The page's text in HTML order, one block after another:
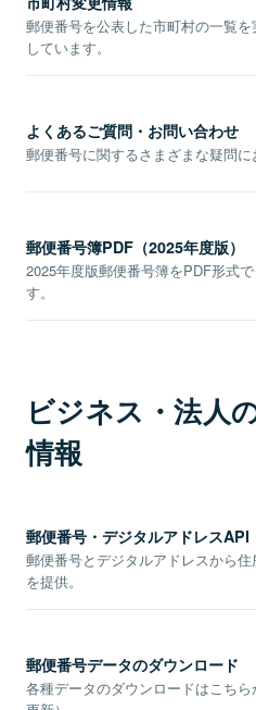
郵便番号を公表した市町村の一覧
しています。
よくあるご質問・お問い合わせ
郵便番号に関するさまざまな疑問に
郵便番号簿PDF（2025年度版）
2025年度版郵便番号簿をPDF形式
す。
ビジネス・法人
情報
郵便番号・デジタルアドレスAPI
郵便番号とデジタルアドレスから
を提供。
郵便番号データのダウンロード
各種データのダウンロードはこち